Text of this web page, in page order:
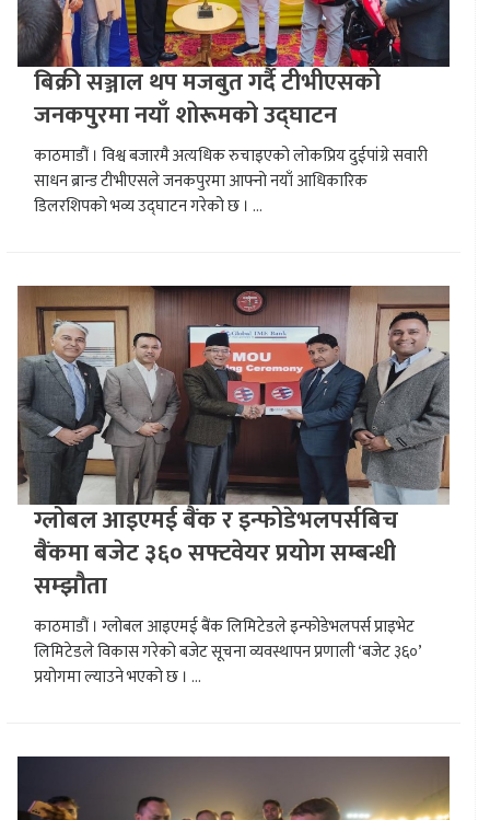
बिक्री सञ्जाल थप मजबुत गर्दै टीभीएसको
जनकपुरमा नयाँ शोरूमको उद्घाटन
काठमाडौं । विश्व बजारमै अत्यधिक रुचाइएको लोकप्रिय दुईपांग्रे सवारी
साधन ब्रान्ड टीभीएसले जनकपुरमा आफ्नो नयाँ आधिकारिक
डिलरशिपको भव्य उद्घाटन गरेको छ । ...
ग्लोबल आइएमई बैंक र इन्फोडेभलपर्सबिच
बैंकमा बजेट ३६० सफ्टवेयर प्रयोग सम्बन्धी
सम्झौता
काठमाडौं । ग्लोबल आइएमई बैंक लिमिटेडले इन्फोडेभलपर्स प्राइभेट
लिमिटेडले विकास गरेको बजेट सूचना व्यवस्थापन प्रणाली ‘बजेट ३६०’
प्रयोगमा ल्याउने भएको छ । ...